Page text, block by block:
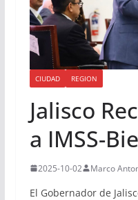
CIUDAD REGION
Jalisco
a IMSS-
2025-10-02 Marco
El Gobernador de